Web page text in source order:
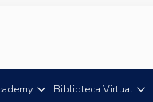
Biblioteca Virtual